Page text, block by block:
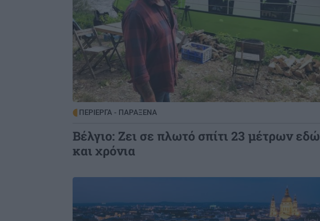
ΠΕΡΙΕΡΓΑ - ΠΑΡΑΞΕΝΑ
Βέλγιο: Ζει σε πλωτό σπίτι 23 μέτρων εδώ
και χρόνια